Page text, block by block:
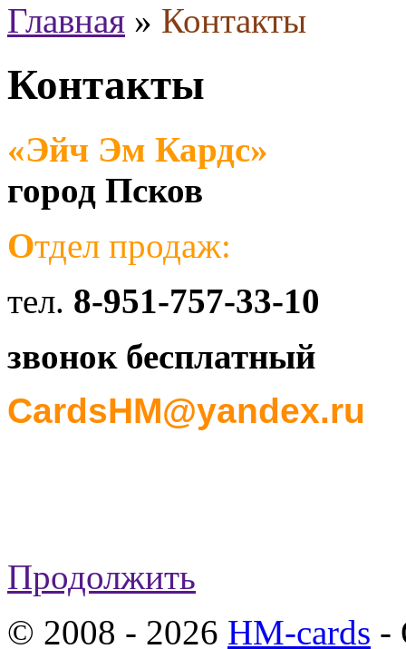
Главная » Контакты
Контакты
«Эйч Эм Кардс»
город Псков
Отдел продаж:
тел. 8-951-757-33-10
звонок бесплатный
CardsHM@yandex.ru
Продолжить
© 2008 - 2026 HM-cards -